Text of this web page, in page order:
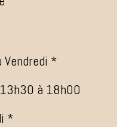
Vendredi *
à 18h00
*